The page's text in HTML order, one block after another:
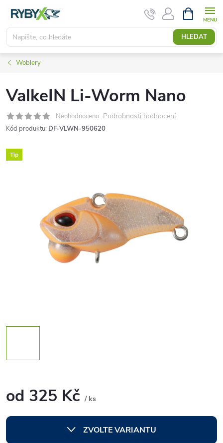
obsah
HLEDAT
NÁKUPNÍ
KOŠÍK
Woblery
ValkeIN Li-Worm Nano
Neohodnoceno Podrobnosti hodnocení
Kód produktu: DF-VLWN-950620
Tip
od 325 Kč / ks
cena:
ZVOLTE VARIANTU